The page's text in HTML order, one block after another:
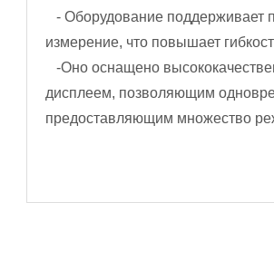
- Оборудование поддерживает
измерение, что повышает
-Оно оснащено
дисплеем, позволяющим
предоставляющим множество